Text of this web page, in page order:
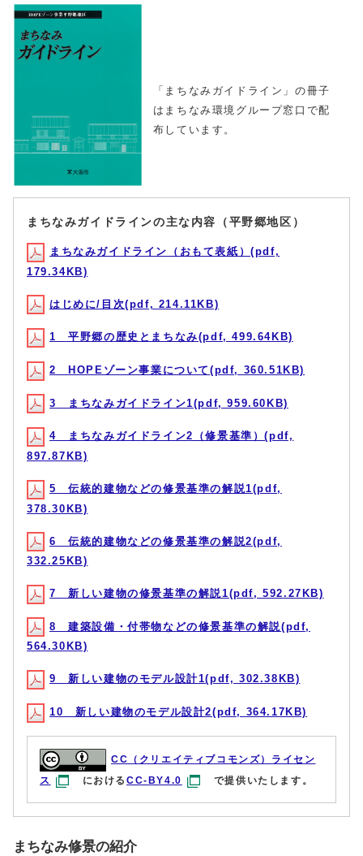
「まちなみガイドライン」の冊子
はまちなみ環境グループ窓口で配
布しています。
まちなみガイドラインの主な内容（平野郷地区）
まちなみガイドライン（おもて表紙）(pdf,
179.34KB)
はじめに/目次(pdf, 214.11KB)
1 平野郷の歴史とまちなみ(pdf, 499.64KB)
2 HOPEゾーン事業について(pdf, 360.51KB)
3 まちなみガイドライン1(pdf, 959.60KB)
4 まちなみガイドライン2（修景基準）(pdf,
897.87KB)
5 伝統的建物などの修景基準の解説1(pdf,
378.30KB)
6 伝統的建物などの修景基準の解説2(pdf,
332.25KB)
7 新しい建物の修景基準の解説1(pdf, 592.27KB)
8 建築設備・付帯物などの修景基準の解説(pdf,
564.30KB)
9 新しい建物のモデル設計1(pdf, 302.38KB)
10 新しい建物のモデル設計2(pdf, 364.17KB)
CC（クリエイティブコモンズ）ライセン
ス
におけるCC-BY4.0 で提供いたします。
まちなみ修景の紹介